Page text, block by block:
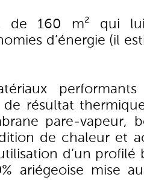
de 160 m² qui
d’énergie (il
performants
résultat
pare-vapeur,
de chaleur et
d’un
ariégeoise mise